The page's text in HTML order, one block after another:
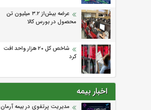
عرضه بیش‌از ۳.۲ میلیون تن
محصول در بورس کالا
شاخص کل ۲۰ هزار واحد افت
کرد
اخبار بیمه
مدیریت پرتفوی در بیمه آرمان